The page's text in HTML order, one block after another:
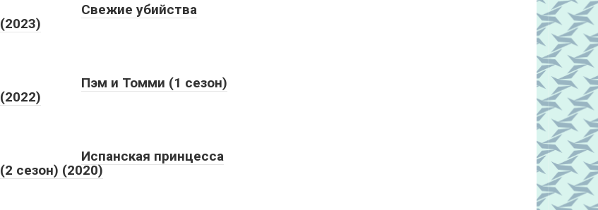
Свежие убийства
(2023)
Пэм и Томми (1 сезон)
(2022)
Испанская принцесса
(2 сезон) (2020)